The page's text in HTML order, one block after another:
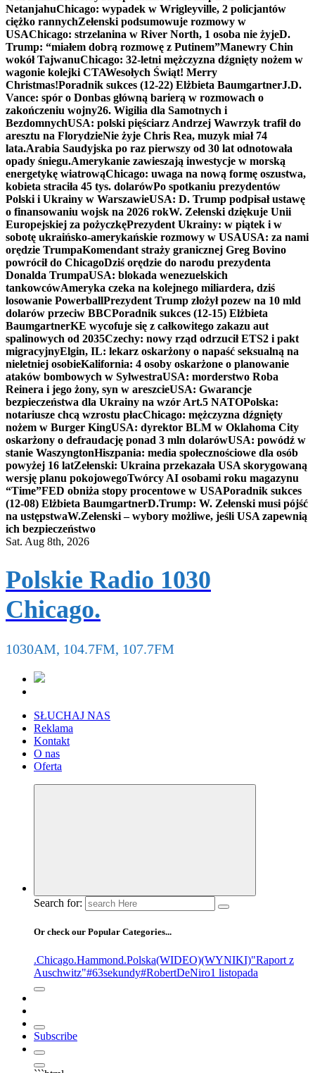
NetanjahuChicago: wypadek w Wrigleyville, 2 policjantów
ciężko rannychZełenski podsumowuje rozmowy w
USAChicago: strzelanina w River North, 1 osoba nie żyjeD.
Trump: “miałem dobrą rozmowę z Putinem”Manewry Chin
wokół TajwanuChicago: 32-letni mężczyzna dźgnięty nożem w
wagonie kolejki CTAWesołych Świąt! Merry
Christmas!Poradnik sukces (12-22) Elżbieta BaumgartnerJ.D.
Vance: spór o Donbas główną barierą w rozmowach o
zakończeniu wojny26. Wigilia dla Samotnych i
BezdomnychUSA: polski pięściarz Andrzej Wawrzyk trafił do
aresztu na FlorydzieNie żyje Chris Rea, muzyk miał 74
lata.Arabia Saudyjska po raz pierwszy od 30 lat odnotowała
opady śniegu.Amerykanie zawieszają inwestycje w morską
energetykę wiatrowąChicago: uwaga na nową formę oszustwa,
kobieta straciła 45 tys. dolarówPo spotkaniu prezydentów
Polski i Ukrainy w WarszawieUSA: D. Trump podpisał ustawę
o finansowaniu wojsk na 2026 rokW. Zełenski dziękuje Unii
Europejskiej za pożyczkęPrezydent Ukrainy: w piątek i w
sobotę ukraińsko-amerykańskie rozmowy w USAUSA: za nami
orędzie TrumpaKomendant straży granicznej Greg Bovino
powrócił do ChicagoDziś orędzie do narodu prezydenta
Donalda TrumpaUSA: blokada wenezuelskich
tankowcówAmeryka czeka na kolejnego miliardera, dziś
losowanie PowerballPrezydent Trump złożył pozew na 10 mld
dolarów przeciw BBCPoradnik sukces (12-15) Elżbieta
BaumgartnerKE wycofuje się z całkowitego zakazu aut
spalinowych od 2035Czechy: nowy rząd odrzucił ETS2 i pakt
migracyjnyElgin, IL: lekarz oskarżony o napaść seksualną na
nieletniej osobieKalifornia: 4 osoby oskarżone o planowanie
ataków bombowych w SylwestraUSA: morderstwo Roba
Reinera i jego żony, syn w areszcieUSA: Gwarancje
bezpieczeństwa dla Ukrainy na wzór Art.5 NATOPolska:
notariusze chcą wzrostu płacChicago: mężczyzna dźgnięty
nożem w Burger KingUSA: dyrektor BLM w Oklahoma City
oskarżony o defraudację ponad 3 mln dolarówUSA: powódź w
stanie WaszyngtonHiszpania: media społecznościowe dla osób
powyżej 16 latZełenski: Ukraina przekazała USA skorygowaną
wersję planu pokojowegoTwórcy AI osobami roku magazynu
“Time”FED obniża stopy procentowe w USAPoradnik sukces
(12-08) Elżbieta BaumgartnerD.Trump: W. Zełenski musi pójść
na ustępstwaW.Zełenski – wybory możliwe, jeśli USA zapewnią
ich bezpieczeństwo
Sat. Aug 8th, 2026
Polskie Radio 1030
Chicago.
1030AM, 104.7FM, 107.7FM
SŁUCHAJ NAS
Reklama
Kontakt
O nas
Oferta
Search for:
Or check our Popular Categories...
.Chicago.Hammond.Polska(WIDEO)(WYNIKI)"Raport z
Auschwitz"#63sekundy#RobertDeNiro1 listopada
Subscribe